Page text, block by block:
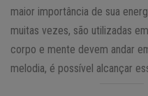
maior importância de sua
muitas vezes, são utilizadas
corpo e mente devem andar
melodia, é possível alcançar